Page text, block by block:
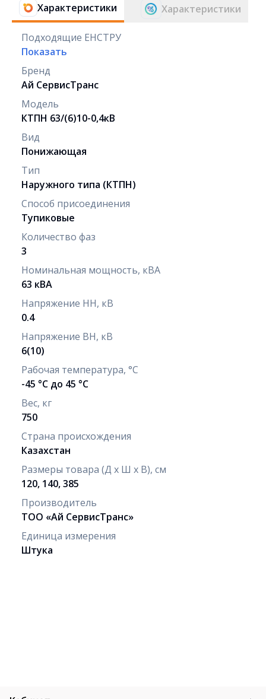
Характеристики Характеристики
Подходящие ЕНСТРУ
Показать
Бренд
Ай СервисТранс
Модель
КТПН 63/(6)10-0,4кВ
Вид
Понижающая
Тип
Наружного типа (КТПН)
Способ присоединения
Тупиковые
Количество фаз
3
Номинальная мощность, кВА
63 кВА
Напряжение НН, кВ
0.4
Напряжение ВН, кВ
6(10)
Рабочая температура, °С
-45 °С до 45 °С
Вес, кг
750
Страна происхождения
Казахстан
Размеры товара (Д х Ш х В), см
120, 140, 385
Производитель
ТОО «Ай СервисТранс»
Единица измерения
Штука